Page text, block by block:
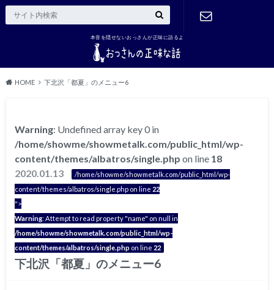
本音を隠せないおっさんが正味に語るよ
HOME 下北沢「都夏」のメニュー6
Warning: Undefined array key 0 in
/home/showme/showmetalk.com/public_html/wp-
content/themes/albatros/single.php on line 18
2020.01.13
/home/showme/showmetalk.com/public_html/wp-
content/themes/albatros/single.php on line 22
">
Warning: Attempt to read property "name" on null in
/home/showme/showmetalk.com/public_html/wp-
content/themes/albatros/single.php on line 22
下北沢「都夏」のメニュー6